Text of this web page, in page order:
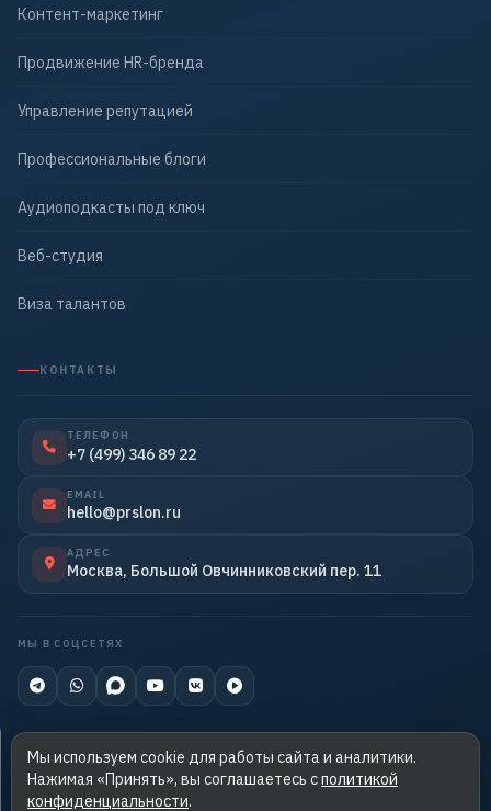
Контент-маркетинг
Продвижение HR-бренда
Управление репутацией
Профессиональные блоги
Аудиоподкасты под ключ
Веб-студия
Виза талантов
КОНТАКТЫ
ТЕЛЕФОН
+7 (499) 346 89 22
EMAIL
hello@prslon.ru
АДРЕС
Москва, Большой Овчинниковский пер. 11
МЫ В СОЦСЕТЯХ
© 2026 PRslon. Все права защищены.
Мы используем cookie для работы сайта и аналитики.
Нажимая «Принять», вы соглашаетесь сполитикой
конфиденциальности.